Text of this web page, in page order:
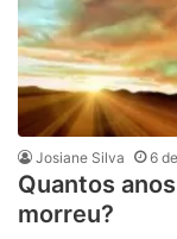
Josiane Silva 6
Quantos
morreu?